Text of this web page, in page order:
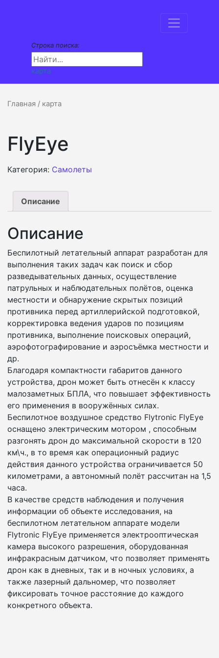
Строка поиска:
карта
Главная / карта
FlyEye
Категория: Самолеты
Описание
Описание
Беспилотный летательный аппарат разработан для
выполнения таких задач как поиск и сбор
разведывательных данных, осуществление
патрульных и наблюдательных полётов, оценка
местности и обнаружение скрытых позиций
противника перед артиллерийской подготовкой,
корректировка ведения ударов по позициям
противника, выполнение поисковых операций,
аэрофотографирование и аэросъёмка местности и
др.
Благодаря компактности габаритов данного
устройства, дрон может быть отнесён к классу
малозаметных БПЛА, что повышает эффективность
его применения в вооружённых силах.
Беспилотное воздушное средство Flytronic FlyEye
оснащено электрическим мотором , способным
разгонять дрон до максимальной скорости в 120
км\ч., в то время как операционный радиус
действия данного устройства ограничивается 50
километрами, а автономный полёт рассчитан на 1,5
часа.
В качестве средств наблюдения и получения
информации об объекте исследования, на
беспилотном летательном аппарате модели
Flytronic FlyEye применяется электрооптическая
камера высокого разрешения, оборудованная
инфракрасным датчиком, что позволяет применять
дрон как в дневных, так и в ночных условиях, а
также лазерный дальномер, что позволяет
фиксировать точное расстояние до каждого
конкретного объекта.